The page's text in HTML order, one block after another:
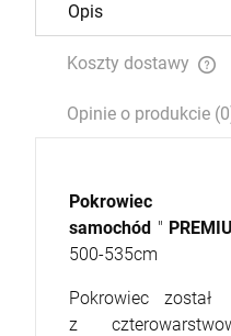
Opis
Koszty dostawy
Opinie o produkcie
Pokrowiec
samochód "
500-535cm
Pokrowiec
z